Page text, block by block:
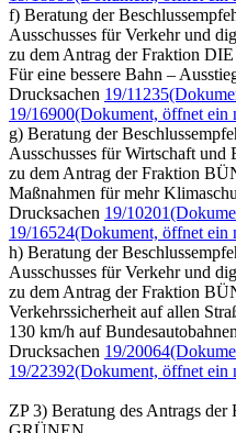
f) Beratung der
Ausschusses für Verkehr und
zu dem Antrag der Fraktion
Für eine bessere Bahn –
Drucksachen 19/11235
19/16900(Dokument, öffnet ein
g) Beratung der
Ausschusses für Wirtschaft und
zu dem Antrag der Fraktion
Maßnahmen für mehr
Drucksachen 19/10201
19/16524(Dokument, öffnet ein
h) Beratung der
Ausschusses für Verkehr und
zu dem Antrag der Fraktion
Verkehrssicherheit auf allen
130 km/h auf
Drucksachen 19/20064
19/22392(Dokument, öffnet ein
ZP 3) Beratung des Antrags